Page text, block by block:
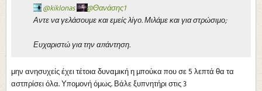
kiklonas
Θανάσης1
Αντε να γελάσουμε και εμείς λίγο. Μιλάμε και για στρώσιμο;
Ευχαριστώ για την απάντηση.
μην ανησυχείς έχει τέτοια δυναμική η μπούκα που σε 5 λεπτά θα τα
αστπρίσει όλα. Υπομονή όμως. Βάλε ξυπνητήρι στις 3